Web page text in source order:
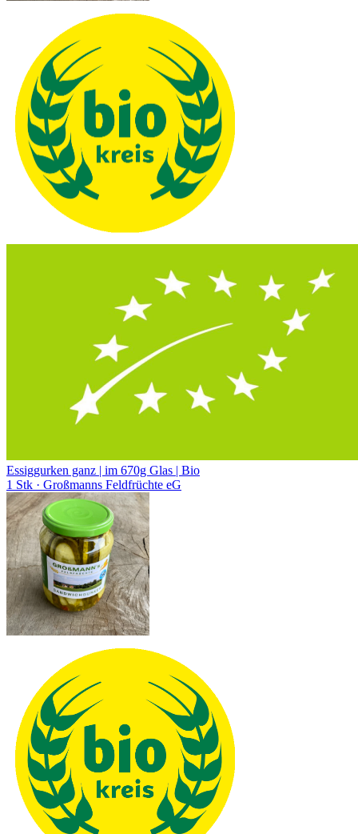
Essiggurken ganz | im 670g Glas | Bio
1 Stk · Großmanns Feldfrüchte eG